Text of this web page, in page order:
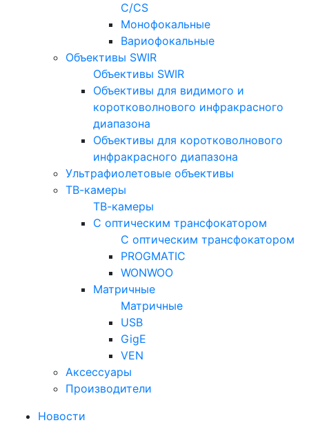
C/CS
Монофокальные
Вариофокальные
Объективы SWIR
Объективы SWIR
Объективы для видимого и
коротковолнового инфракрасного
диапазона
Объективы для коротковолнового
инфракрасного диапазона
Ультрафиолетовые объективы
ТВ-камеры
ТВ-камеры
С оптическим трансфокатором
С оптическим трансфокатором
PROGMATIC
WONWOO
Матричные
Матричные
USB
GigE
VEN
Аксессуары
Производители
Новости